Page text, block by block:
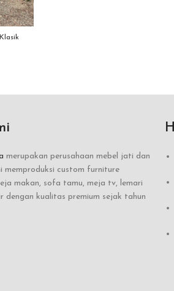
merupakan perusahaan mebel jati dan
memproduksi custom furniture
makan, sofa tamu, meja tv, lemari
dengan kualitas premium sejak tahun